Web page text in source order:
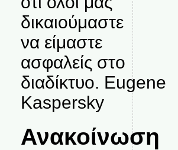
δικαιούμαστε
να είμαστε
ασφαλείς στο
διαδίκτυο. Eugene
Kaspersky
Ανακοίνωση